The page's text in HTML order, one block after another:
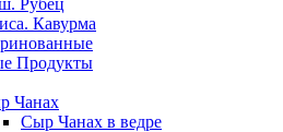
Рубец
Кавурма
Продукты
Чанах
Сыр Чанах в ведре